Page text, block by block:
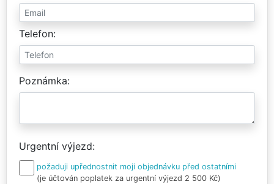
Telefon
Poznámka
Urgentní výjezd
požaduji upřednostnit moji objednávku před ostatními
(je účtován poplatek za urgentní výjezd 2 500 Kč)